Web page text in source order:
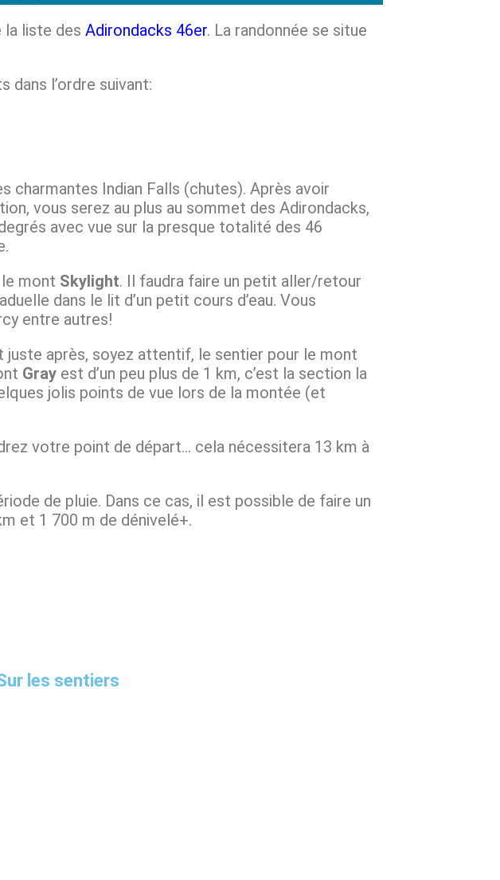
la liste desAdirondacks 46er. La randonnée se situe
dans l’ordre suivant:
charmantes Indian Falls (chutes). Après avoir
vous serez au plus au sommet des Adirondacks,
avec vue sur la presque totalité des 46
mont Skylight. Il faudra faire un petit aller/retour
dans le lit d’un petit cours d’eau. Vous
entre autres!
juste après, soyez attentif, le sentier pour le mont
Gray est d’un peu plus de 1 km, c’est la section la
jolis points de vue lors de la montée (et
votre point de départ… cela nécessitera 13 km à
de pluie. Dans ce cas, il est possible de faire un
et 1 700 m de dénivelé+.
les sentiers